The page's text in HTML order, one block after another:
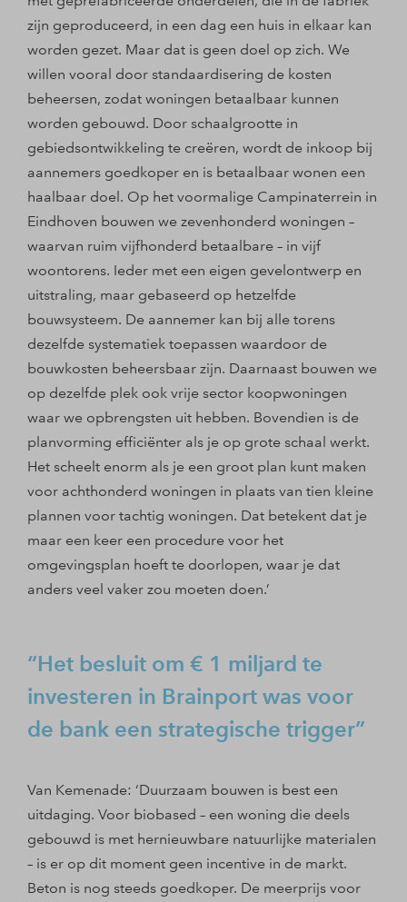
zijn geproduceerd, in een dag een huis in elkaar kan
worden gezet. Maar dat is geen doel op zich. We
willen vooral door standaardisering de kosten
beheersen, zodat woningen betaalbaar kunnen
worden gebouwd. Door schaalgrootte in
gebiedsontwikkeling te creëren, wordt de inkoop bij
aannemers goedkoper en is betaalbaar wonen een
haalbaar doel. Op het voormalige Campinaterrein in
Eindhoven bouwen we zevenhonderd woningen –
waarvan ruim vijfhonderd betaalbare – in vijf
woontorens. Ieder met een eigen gevelontwerp en
uitstraling, maar gebaseerd op hetzelfde
bouwsysteem. De aannemer kan bij alle torens
dezelfde systematiek toepassen waardoor de
bouwkosten beheersbaar zijn. Daarnaast bouwen we
op dezelfde plek ook vrije sector koopwoningen
waar we opbrengsten uit hebben. Bovendien is de
planvorming efficiënter als je op grote schaal werkt.
Het scheelt enorm als je een groot plan kunt maken
voor achthonderd woningen in plaats van tien kleine
plannen voor tachtig woningen. Dat betekent dat je
maar een keer een procedure voor het
omgevingsplan hoeft te doorlopen, waar je dat
anders veel vaker zou moeten doen.’
Het besluit om € 1 miljard te
investeren in Brainport was voor
de bank een strategische trigger
Van Kemenade: ‘Duurzaam bouwen is best een
uitdaging. Voor biobased – een woning die deels
gebouwd is met hernieuwbare natuurlijke materialen
– is er op dit moment geen incentive in de markt.
Beton is nog steeds goedkoper. De meerprijs voor